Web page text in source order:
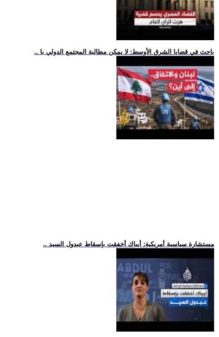
.. باحث في قضايا الشرق الأوسط: لا يمكن مطالبة المجتمع الدولي با
.. مستشارة سياسية أمريكية: أيباك أخفقت بإسقاط عبدول السيد